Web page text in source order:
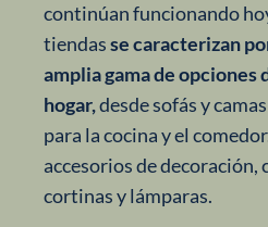
continúan funcionando
tiendasse caracterizan
amplia gama de opciones
hogar,desde sofás y
para la cocina y el
accesorios de decoración,
cortinas y lámparas.